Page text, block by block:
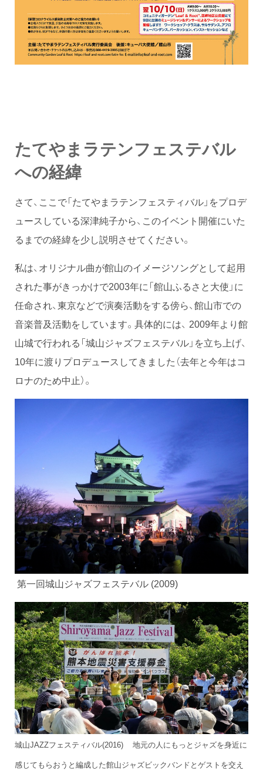
たてやまラテンフェステバル
への経緯
さて、ここで「たてやまラテンフェスティバル」をプロデ
ュースしている深津純子から、このイベント開催にいた
るまでの経緯を少し説明させてください。
私は、オリジナル曲が館山のイメージソングとして起用
された事がきっかけで2003年に「館山ふるさと大使」に
任命され、東京などで演奏活動をする傍ら、館山市での
音楽普及活動をしています。具体的には、 2009年より館
山城で行われる「城山ジャズフェステバル」を立ち上げ、
10年に渡りプロデュースしてきました（去年と今年はコ
ロナのため中止）。
第一回城山ジャズフェステバル (2009)
城山JAZZフェスティバル(2016) 地元の人にもっとジャズを身近に
感じてもらおうと編成した館山ジャズビックバンドとゲストを交え